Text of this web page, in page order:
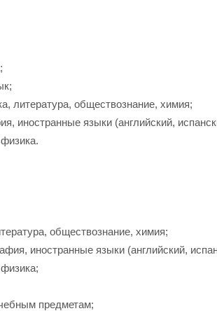
литература, обществознание, химия;
иностранные языки (английский,
обществознание, химия;
иностранные языки (английский,
предметам;